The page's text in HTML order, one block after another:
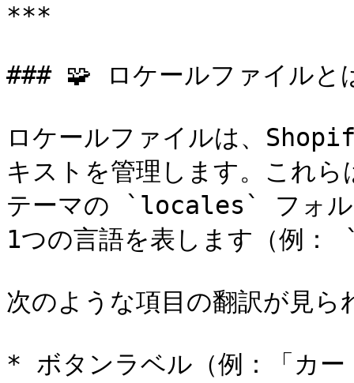
***
### 🧩 ロケールファイルと
ロケールファイルは、
キストを管理します。これ
テーマの `locales` フォル
1つの言語を表します（
次のような項目の翻訳が見ら
* ボタンラベル（例：「カー